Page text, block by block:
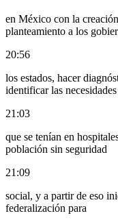
en México con la
planteamiento a los
20:56
los estados, hacer
identificar las necesidades
21:03
que se tenían en
población sin seguridad
21:09
social, y a partir de eso
federalización para